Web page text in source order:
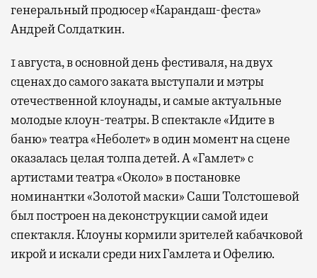
генеральный продюсер «Карандаш-феста»
Андрей Солдаткин.
1 августа, в основной день фестиваля, на двух
сценах до самого заката выступали и мэтры
отечественной клоунады, и самые актуальные
молодые клоун-театры. В спектакле «Идите в
баню» театра «Неболет» в один момент на сцене
оказалась целая толпа детей. А «Гамлет» с
артистами театра «Около» в постановке
номинантки «Золотой маски» Саши Толстошевой
был построен на деконструкции самой идеи
спектакля. Клоуны кормили зрителей кабачковой
икрой и искали среди них Гамлета и Офелию.